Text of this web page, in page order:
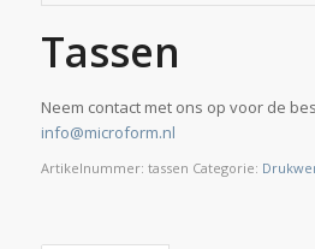
Tassen
Neem contact met ons op voor de
info@microform.nl
Artikelnummer: tassen Categorie: